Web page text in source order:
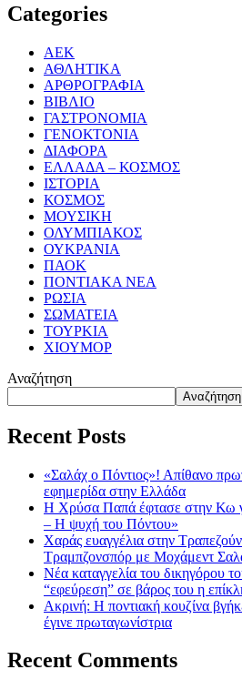
Categories
ΑΕΚ
ΑΘΛΗΤΙΚΑ
ΑΡΘΡΟΓΡΑΦΙΑ
ΒΙΒΛΙΟ
ΓΑΣΤΡΟΝΟΜΙΑ
ΓΕΝΟΚΤΟΝΙΑ
ΔΙΑΦΟΡΑ
ΕΛΛΑΔΑ – ΚΟΣΜΟΣ
ΙΣΤΟΡΙΑ
ΚΟΣΜΟΣ
ΜΟΥΣΙΚΗ
ΟΛΥΜΠΙΑΚΟΣ
ΟΥΚΡΑΝΙΑ
ΠΑΟΚ
ΠΟΝΤΙΑΚΑ ΝΕΑ
ΡΩΣΙΑ
ΣΩΜΑΤΕΙΑ
ΤΟΥΡΚΙΑ
ΧΙΟΥΜΟΡ
Αναζήτηση
Αναζήτηση
Recent Posts
«Σαλάχ ο Πόντιος»! Απίθανο
εφημερίδα στην Ελλάδα
Η Χρύσα Παπά έφτασε στην Κω
– Η ψυχή του Πόντου»
Χαράς ευαγγέλια στην
Τραμπζονσπόρ με Μοχάμεντ
Νέα καταγγελία του δικηγόρου
“εφεύρεση” σε βάρος του η
Ακρινή: Η ποντιακή κουζίνα
έγινε πρωταγωνίστρια
Recent Comments